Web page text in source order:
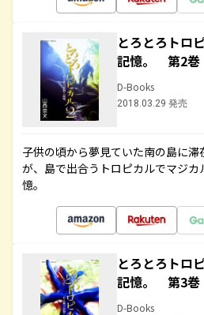
とろとろトロ
記憶。 第2巻
D-Books
2018.03.29 発売
子供の頃から夢見ていた南の島に
が、島で出合うトロピカルでマジ
憶。
とろとろトロ
記憶。 第3巻
D-Books